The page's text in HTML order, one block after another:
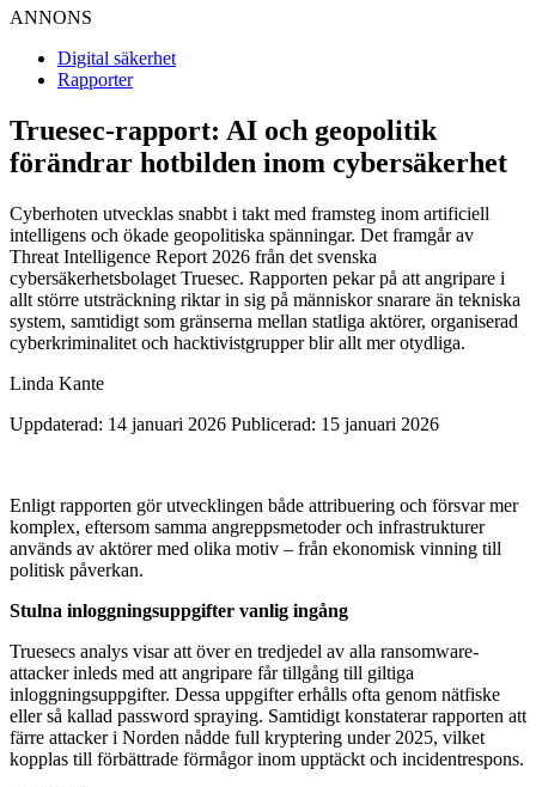
ANNONS
Digital säkerhet
Rapporter
Truesec-rapport: AI och geopolitik
förändrar hotbilden inom cybersäkerhet
Cyberhoten utvecklas snabbt i takt med framsteg inom artificiell
intelligens och ökade geopolitiska spänningar. Det framgår av
Threat Intelligence Report 2026 från det svenska
cybersäkerhetsbolaget Truesec. Rapporten pekar på att angripare i
allt större utsträckning riktar in sig på människor snarare än tekniska
system, samtidigt som gränserna mellan statliga aktörer, organiserad
cyberkriminalitet och hacktivistgrupper blir allt mer otydliga.
Linda Kante
Uppdaterad: 14 januari 2026 Publicerad: 15 januari 2026
Enligt rapporten gör utvecklingen både attribuering och försvar mer
komplex, eftersom samma angreppsmetoder och infrastrukturer
används av aktörer med olika motiv – från ekonomisk vinning till
politisk påverkan.
Stulna inloggningsuppgifter vanlig ingång
Truesecs analys visar att över en tredjedel av alla ransomware-
attacker inleds med att angripare får tillgång till giltiga
inloggningsuppgifter. Dessa uppgifter erhålls ofta genom nätfiske
eller så kallad password spraying. Samtidigt konstaterar rapporten att
färre attacker i Norden nådde full kryptering under 2025, vilket
kopplas till förbättrade förmågor inom upptäckt och incidentrespons.